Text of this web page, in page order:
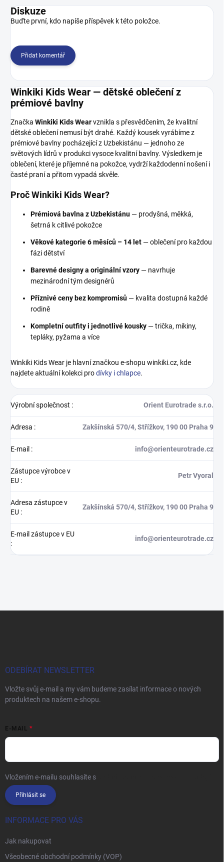
Diskuze
Buďte první, kdo napíše příspěvek k této položce.
Přidat komentář
Winkiki Kids Wear — dětské oblečení z
prémiové bavlny
Značka Winkiki Kids Wearvznikla s přesvědčením, že kvalitní
dětské oblečení nemusí být drahé. Každý kousek vyrábíme z
prémiové bavlny pocházející z Uzbekistánu — jednoho ze
světových lídrů v produkci vysoce kvalitní bavlny. Výsledkem je
oblečení, které je příjemné na pokožce, vydrží každodenní nošení i
časté praní a přitom vypadá skvěle.
Proč Winkiki Kids Wear?
Prémiová bavlna z Uzbekistánu — prodyšná, měkká,
šetrná k citlivé pokožce
Věkové kategorie 6 měsíců – 14 let — oblečení pro každou
fázi dětství
Barevné designy a originální vzory — navrhuje
mezinárodní tým designérů
Příznivé ceny bez kompromisů — kvalita dostupná každé
rodině
Kompletní outfity i jednotlivé kousky — trička, mikiny,
tepláky, pyžama a více
Winkiki Kids Wear je hlavní značkou e-shopu winkiki.cz, kde
najdete aktuální kolekci prodívky i chlapce.
Výrobní společnost : Orient Eurotrade s.r.o.
Adresa : Zakšínská 570/4, Střížkov, 190 00 Praha 9
E-mail : info@orienteurotrade.cz
Zástupce výrobce v
EU :
Petr Vyoral
Adresa zástupce v
EU :
Zakšínská 570/4, Střížkov, 190 00 Praha 9
E-mail zástupce v EU
:
info@orienteurotrade.cz
ODEBÍRAT NEWSLETTER
Vložte svůj e-mail a my vám budeme zasílat informace o nových
produktech na našem e-shopu.
E-MAIL
Vložením e-mailu souhlasíte s
Přihlásit se
INFORMACE PRO VÁS
Jak nakupovat
Všeobecné obchodní podmínky (VOP)